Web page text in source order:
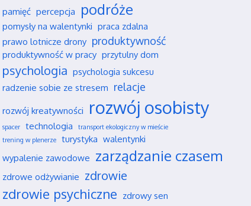
pamięć percepcja podróże
pomysły na walentynki praca zdalna
prawo lotnicze drony produktywność
produktywność w pracy przytulny dom
psychologia psychologia sukcesu
radzenie sobie ze stresem relacje
rozwój kreatywności rozwój osobisty
spacer technologia
transport ekologiczny w mieście
trening w plenerze
turystyka walentynki
wypalenie zawodowe zarządzanie czasem
zdrowe odżywianie zdrowie
zdrowie psychiczne zdrowy sen